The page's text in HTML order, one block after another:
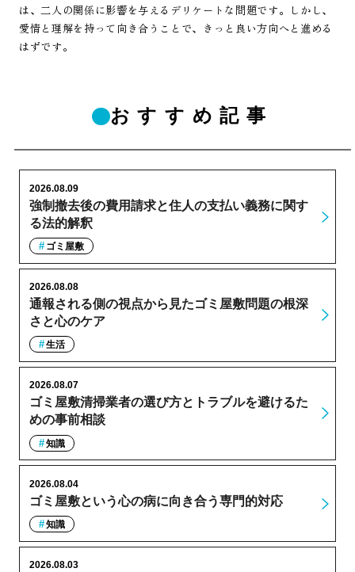
は、二人の関係に影響を与えるデリケートな問題です。しかし、
愛情と理解を持って向き合うことで、きっと良い方向へと進める
はずです。
おすすめ記事
強制撤去後の費用請求と住人の支払い義務に関す
る法的解釈
2026.08.09
ゴミ屋敷
通報される側の視点から見たゴミ屋敷問題の根深
さと心のケア
2026.08.08
生活
ゴミ屋敷清掃業者の選び方とトラブルを避けるた
めの事前相談
2026.08.07
知識
ゴミ屋敷という心の病に向き合う専門的対応
2026.08.04
知識
2026.08.03